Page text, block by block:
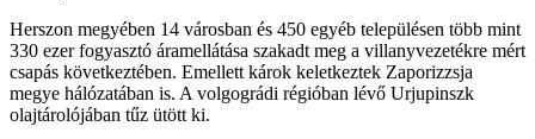
Herszon megyében 14 városban és 450 egyéb településen több mint
330 ezer fogyasztó áramellátása szakadt meg a villanyvezetékre mért
csapás következtében. Emellett károk keletkeztek Zaporizzsja
megye hálózatában is. A volgográdi régióban lévő Urjupinszk
olajtárolójában tűz ütött ki.